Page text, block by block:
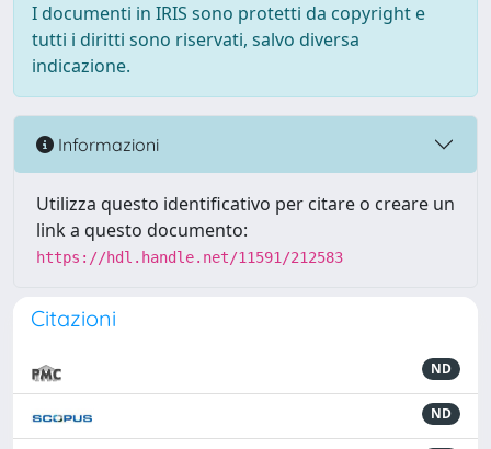
I documenti in IRIS sono protetti da copyright e
tutti i diritti sono riservati, salvo diversa
indicazione.
Informazioni
Utilizza questo identificativo per citare o creare un
link a questo documento:
https://hdl.handle.net/11591/212583
Citazioni
ND
ND